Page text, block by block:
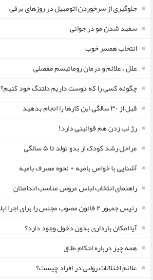
جلوگیری از سرخوردن اتومبیل در روزهای برفی
سفید شدن مو در جوانی
انتخاب همسر خوب
علل ، علائم و درمان روماتیسم مفصلی
چگونه کسی را که دوست داریم دلتنگ خود کنیم؟
قبل از ۳۰ سالگی این کارها را انجام بدهید
رژ لب زدن هم قوانینی دارد!
مراحل رشد کودک از بدو تولد تا ۵ سالگی
آشنایی با خواص بامیه + نحوه مصرف بامیه
راهنمای انتخاب لباس عروس مناسب اندامتان
رئیس جمهور ۲ قانون مصوب مجلس را برای اجرا ابلاغ کرد
آیا امکان بارداری بدون دخول وجود دارد؟
همه چیز درباره احکام طلاق
علائم اختلالات روانی در افراد چیست؟